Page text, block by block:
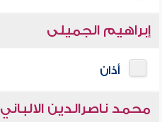
إبراهيم الجميلى
أذان
محمد ناصرالدين الالباني